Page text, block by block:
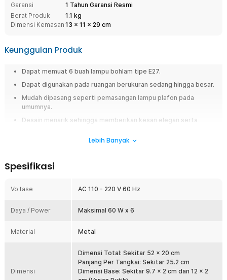
Garansi
1 Tahun Garansi Resmi
Berat Produk
1.1 kg
Dimensi Kemasan 13 x 11 x 29 cm
Keunggulan Produk
Dapat memuat 6 buah lampu bohlam tipe E27.
Dapat digunakan pada ruangan berukuran sedang hingga besar.
Mudah dipasang seperti pemasangan lampu plafon pada
umumnya.
Desain menarik sehingga memberikan kesan elegan serta
Fitting lampu ini dapat memuat 6 buah lampu bohlam sekaligus yang
sangat cocok digunakan pada ruang tamu atau ruang keluarga. Karena
serta minimalis. Pembelian fitting lampu ini tidak termasuk dengan
nuansa elegan di rumah dengan menggunakan fitting lampu dari TaffLED
Fitting lampu ini terdiri dari 6 soket bohlam tipe E27. Karena bohlam
tidak termasuk dalam paket pembelian ini sehingga Anda dapat
Lebih Banyak
Spesifikasi
Voltase AC 110 - 220 V 60 Hz
Daya / Power Maksimal 60 W x 6
Material Metal
Dimensi
Dimensi Total: Sekitar 52 x 20 cm
Panjang Per Tangkai: Sekitar 25.2 cm
Dimensi Base: Sekitar 9.7 x 2 cm dan 12 x 2